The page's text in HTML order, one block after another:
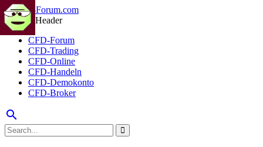
CFD-Forum
CFD-Trading
CFD-Online
CFD-Handeln
CFD-Demokonto
CFD-Broker
search